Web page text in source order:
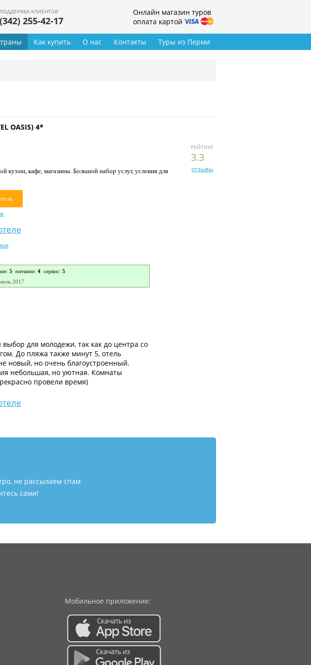
ПОДДЕРЖКА КЛИЕНТОВ
(342) 255-42-17
Онлайн магазин туров
оплата картой
Туры из Перми
Как купить О нас Контакты
OASIS) 4*
РЕЙТИНГ
3.3
отзывы
кухни, кафе, магазины. Большой набор услуг, условия для
5 питание: 4сервис: 5
2017
для молодежи, так как до центра со
До пляжа также минут 5, отель
новый, но очень благоустроенный.
небольшая, но уютная. Комнаты
провели время)
не рассылаем спам
сами!
Мобильное приложение: